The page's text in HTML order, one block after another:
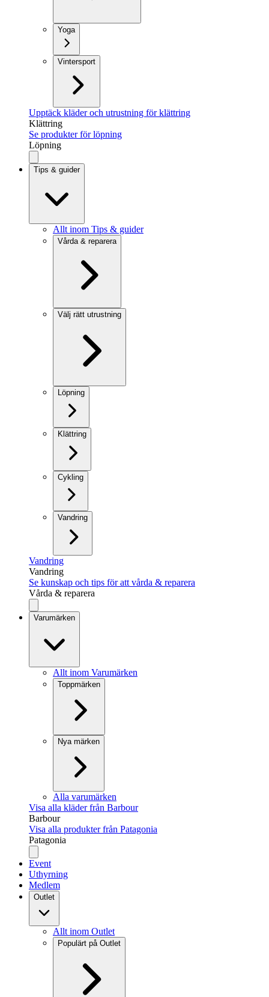
Yoga
Vintersport
Upptäck kläder och utrustning för klättring
Klättring
Se produkter för löpning
Löpning
Tips & guider
Allt inom Tips & guider
Vårda & reparera
Välj rätt utrustning
Löpning
Klättring
Cykling
Vandring
Vandring
Vandring
Se kunskap och tips för att vårda & reparera
Vårda & reparera
Varumärken
Allt inom Varumärken
Toppmärken
Nya märken
Alla varumärken
Visa alla kläder från Barbour
Barbour
Visa alla produkter från Patagonia
Patagonia
Event
Uthyrning
Medlem
Outlet
Allt inom Outlet
Populärt på Outlet